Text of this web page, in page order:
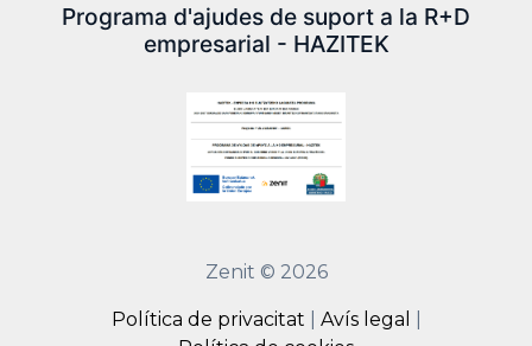
Programa d'ajudes de suport a la R+D
empresarial - HAZITEK
Zenit © 2026
Política de privacitat Avís legal